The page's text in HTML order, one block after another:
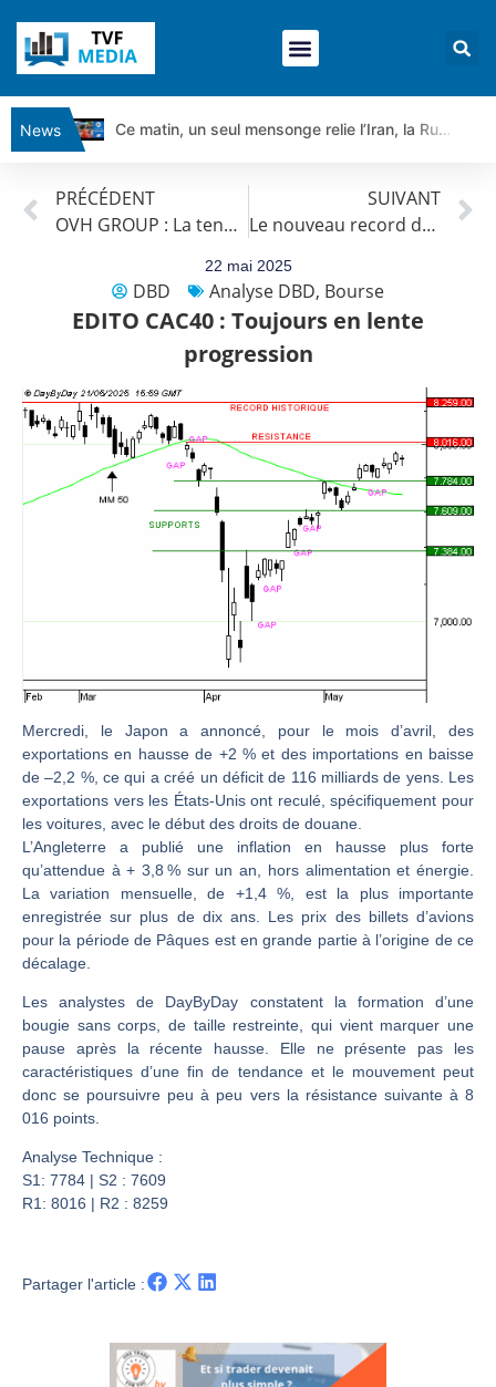
News
Ce matin, un seul mensonge relie l’Iran, la Russie et Trump | par Louis Antoine Michelet
Ce que Trump, Téhéran et Pékin ne veulent pas que vous voyiez ensemble | par Louis-Antoine Michelet
DAX40 : Poursuite de la croissance ? | Erick Sebban – Chrono DAX
Christian Parisot : Les marchés à l’épreuve des signaux | Interview Économique
S&P500 : Des records, mais toujours de la vigueur | Ludovick Bertola – Les Echos de Wall Street
SAP : Les acheteurs gardent la main | Bernard Prats-Desclaux – Market Movers
LVMH : Un rebond à confirmer | Bernard Prats-Desclaux – Market Movers
Les événements de cette semaine à venir | Philippe Lhermie – Flash Forex
La France, maillon faible de l’Europe ! | Jean-Louis Cussac – Chrono CAC
Les investisseurs y croient toujours | Point Stratégique Hebdomadaire – Éric Galiègue
Une inertie haussière qui ralentit | Antoine Quesada – Chrono CAC
Pourquoi le monde entier vacille en même temps cette semaine ? | par Louis-Antoine Michelet
WTI : Explosion mais réserves au plus bas | Denis Desclos – Market Movers
PRÉCÉDENT
OVH GROUP : La tendance de fond est clairement orientée à la hausse.
SUIVANT
Le nouveau record du BITCOIN, inflation UK, BCE et le Japon: Actualités par Louis-Antoine Michelet
22 mai 2025
DBD Analyse DBD, Bourse
EDITO CAC40 : Toujours en lente
progression
Mercredi, le Japon a annoncé, pour le mois d’avril, des
exportations en hausse de +2 % et des importations en baisse
de –2,2 %, ce qui a créé un déficit de 116 milliards de yens. Les
exportations vers les États-Unis ont reculé, spécifiquement pour
les voitures, avec le début des droits de douane.
L’Angleterre a publié une inflation en hausse plus forte
qu’attendue à + 3,8 % sur un an, hors alimentation et énergie.
La variation mensuelle, de +1,4 %, est la plus importante
enregistrée sur plus de dix ans. Les prix des billets d’avions
pour la période de Pâques est en grande partie à l’origine de ce
décalage.
Les analystes de DayByDay constatent la formation d’une
bougie sans corps, de taille restreinte, qui vient marquer une
pause après la récente hausse. Elle ne présente pas les
caractéristiques d’une fin de tendance et le mouvement peut
donc se poursuivre peu à peu vers la résistance suivante à 8
016 points.
Analyse Technique :
S1: 7784 | S2 : 7609
R1: 8016 | R2 : 8259
Partager l'article :